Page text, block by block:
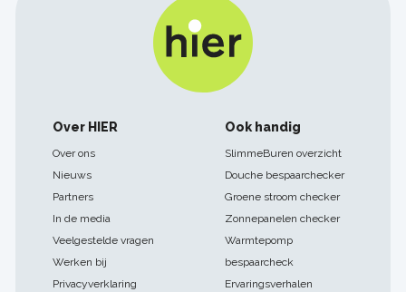
Footer
navigatie
Over HIER
Over ons
Nieuws
Partners
In de media
Veelgestelde vragen
Werken bij
Privacyverklaring
Ook handig
SlimmeBuren overzicht
Douche bespaarchecker
Groene stroom checker
Zonnepanelen checker
Warmtepomp
bespaarcheck
Ervaringsverhalen